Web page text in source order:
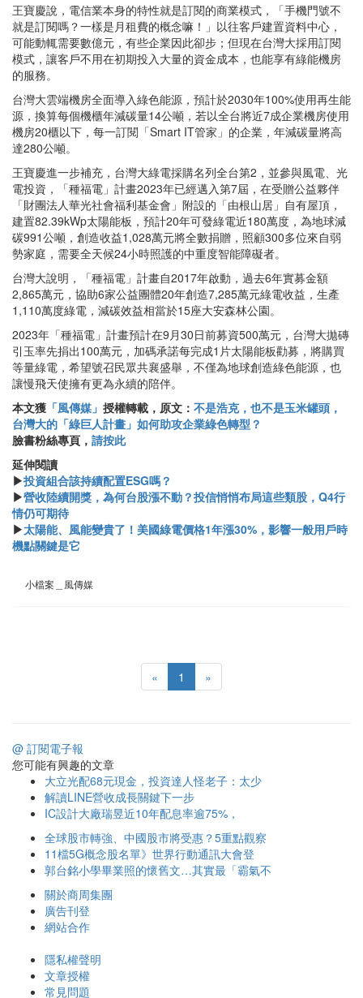
王寶慶說，電信業本身的特性就是訂閱的商業模式，「手機門號不
就是訂閱嗎？一樣是月租費的概念嘛！」以往客戶建置資料中心，
可能動輒需要數億元，有些企業因此卻步；但現在台灣大採用訂閱
模式，讓客戶不用在初期投入大量的資金成本，也能享有綠能機房
的服務。
台灣大雲端機房全面導入綠色能源，預計於2030年100%使用再生能
源，換算每個機櫃年減碳量14公噸，若以全台將近7成企業機房使用
機房20櫃以下，每一訂閱「Smart IT管家」的企業，年減碳量將高
達280公噸。
王寶慶進一步補充，台灣大綠電採購名列全台第2，並參與風電、光
電投資，「種福電」計畫2023年已經邁入第7屆，在受贈公益夥伴
「財團法人華光社會福利基金會」附設的「由根山居」自有屋頂，
建置82.39kWp太陽能板，預計20年可發綠電近180萬度，為地球減
碳991公噸，創造收益1,028萬元將全數捐贈，照顧300多位來自弱
勢家庭，需要全天候24小時照護的中重度智能障礙者。
台灣大說明，「種福電」計畫自2017年啟動，過去6年實募金額
2,865萬元，協助6家公益團體20年創造7,285萬元綠電收益，生產
1,110萬度綠電，減碳效益相當於15座大安森林公園。
2023年「種福電」計畫預計在9月30日前募資500萬元，台灣大拋磚
引玉率先捐出100萬元，加碼承諾每完成1片太陽能板勸募，將購買
等量綠電，希望號召民眾共襄盛舉，不僅為地球創造綠色能源，也
讓慢飛天使擁有更為永續的陪伴。
本文獲 「風傳媒」 授權轉載，原文： 不是浩克，也不是玉米罐頭，
台灣大的「綠巨人計畫」如何助攻企業綠色轉型？
臉書粉絲專頁， 請按此
延伸閱讀
▶投資組合該持續配置ESG嗎？
▶營收陸續開獎，為何台股漲不動？投信悄悄布局這些類股，Q4行
情仍可期待
▶太陽能、風能變貴了！美國綠電價格1年漲30%，影響一般用戶時
機點關鍵是它
小檔案＿風傳媒
« 1 »
@ 訂閱電子報
您可能有興趣的文章
大立光配68元現金，投資達人怪老子：太少
解讀LINE營收成長關鍵下一步
IC設計大廠瑞昱近10年配息率逾75%，
全球股市轉強、中國股市將受惠？5重點觀察
11檔5G概念股名單》世界行動通訊大會登
郭台銘小學畢業照的懷舊文…其實最「霸氣不
關於商周集團
廣告刊登
網站合作
隱私權聲明
文章授權
常見問題